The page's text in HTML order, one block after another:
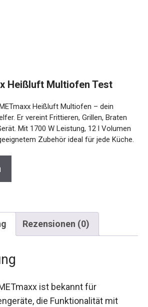
Heißluft Multiofen Test
Heißluft Multiofen – dein
Er vereint Frittieren, Grillen, Braten
Mit 1700 W Leistung, 12 l Volumen
Zubehör ideal für jede Küche.
Rezensionen (0)
ist bekannt für
die Funktionalität mit